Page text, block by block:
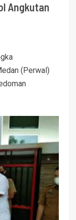
Angkutan
(Perwal)